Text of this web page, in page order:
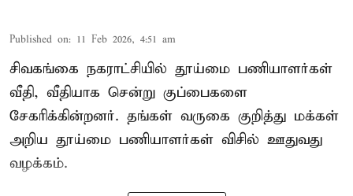
Published on: 11 Feb 2026, 4:51 am
சிவகங்கை நகராட்சியில் தூய்மை பணியாளர்கள்
வீதி, வீதியாக சென்று குப்பைகளை
சேகரிக்கின்றனர். தங்கள் வருகை குறித்து மக்கள்
அறிய தூய்மை பணியாளர்கள் விசில் ஊதுவது
வழக்கம்.